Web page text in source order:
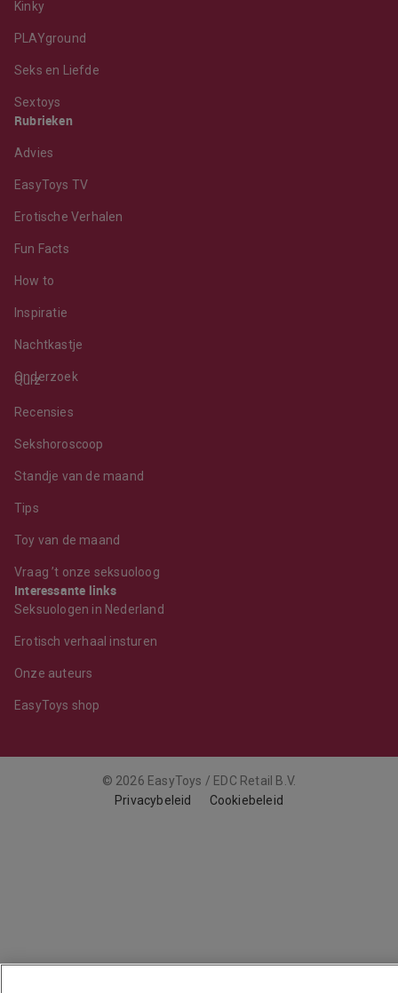
Kinky
PLAYground
Seks en Liefde
Sextoys
Rubrieken
Advies
EasyToys TV
Erotische Verhalen
Fun Facts
How to
Inspiratie
Nachtkastje
Onderzoek
Quiz
Recensies
Sekshoroscoop
Standje van de maand
Tips
Toy van de maand
Vraag ’t onze seksuoloog
Interessante links
Seksuologen in Nederland
Erotisch verhaal insturen
Onze auteurs
EasyToys shop
© 2026 EasyToys / EDC Retail B.V.
Privacybeleid
Cookiebeleid